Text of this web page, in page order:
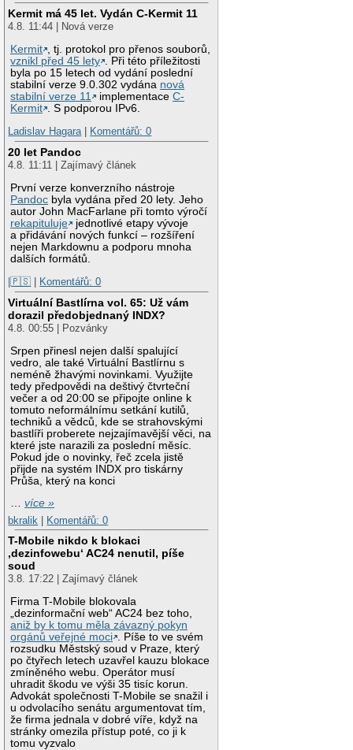
Kermit má 45 let. Vydán C-Kermit 11
4.8. 11:44 | Nová verze
Kermit
, tj. protokol pro přenos souborů,
vznikl před 45 lety
. Při této příležitosti
byla po 15 letech od vydání poslední
stabilní verze 9.0.302 vydána nová
stabilní verze 11
implementaceC-
Kermit
. S podporou IPv6.
Ladislav Hagara| Komentářů: 0
20 let Pandoc
4.8. 11:11 | Zajímavý článek
První verze konverzního nástroje
Pandoc byla vydána před 20 lety. Jeho
autor John MacFarlane při tomto výročí
rekapituluje
jednotlivé etapy vývoje
a přidávání nových funkcí – rozšíření
nejen Markdownu a podporu mnoha
dalších formátů.
|🇵🇸
Komentářů: 0
Virtuální Bastlírna vol. 65: Už vám
dorazil předobjednaný INDX?
4.8. 00:55 | Pozvánky
Srpen přinesl nejen další spalující
vedro, ale také Virtuální Bastlírnu s
neméně žhavými novinkami. Využijte
tedy předpovědi na deštivý čtvrteční
večer a od 20:00 se připojte online k
tomuto neformálnímu setkání kutilů,
techniků a vědců, kde se strahovskými
bastlíři proberete nejzajímavější věci, na
které jste narazili za poslední měsíc.
Pokud jde o novinky, řeč zcela jistě
přijde na systém INDX pro tiskárny
Průša, který na konci
…více »
bkralik | Komentářů: 0
T-Mobile nikdo k blokaci
‚dezinfowebu‘ AC24 nenutil, píše
soud
3.8. 17:22 | Zajímavý článek
Firma T-Mobile blokovala
„dezinformační web“ AC24 bez toho,
aniž by k tomu měla závazný pokyn
orgánů veřejné moci
. Píše to ve svém
rozsudku Městský soud v Praze, který
po čtyřech letech uzavřel kauzu blokace
zmíněného webu. Operátor musí
uhradit škodu ve výši 35 tisíc korun.
Advokát společnosti T-Mobile se snažil i
u odvolacího senátu argumentovat tím,
že firma jednala v dobré víře, když na
stránky omezila přístup poté, co ji k
tomu vyzvalo